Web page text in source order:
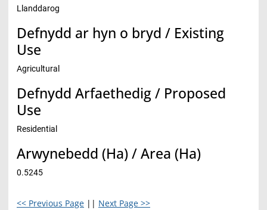
Llanddarog
Defnydd ar hyn o bryd / Existing
Use
Agricultural
Defnydd Arfaethedig / Proposed
Use
Residential
Arwynebedd (Ha) / Area (Ha)
0.5245
<< Previous Page || Next Page >>